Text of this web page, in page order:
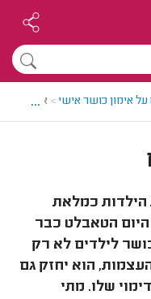
אימון כושר אישי > אימון
...
הילדות כמלאת
הטאבלט כבר
לילדים לא רק
הוא יחזק גם
שלו. מתי